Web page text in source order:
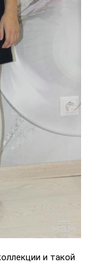
и такой